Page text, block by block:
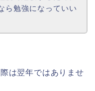
ら勉強になっていい
は翌年ではありませ